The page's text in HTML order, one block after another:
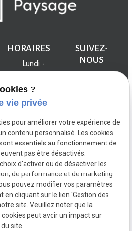
HORAIRES
Lundi -
08:00 -
19:00
SUIVEZ-
NOUS
Entretien du
jardin
Maçonnerie d'extérieur
de
Gestion
Plan du
?
vie privée
pour améliorer votre expérience de
contenu personnalisé. Les cookies
essentiels au fonctionnement de
pas être désactivés.
d'activer ou de désactiver les
de performance et de marketing
pouvez modifier vos paramètres
en cliquant sur le lien 'Gestion des
site. Veuillez noter que la
peut avoir un impact sur
site.